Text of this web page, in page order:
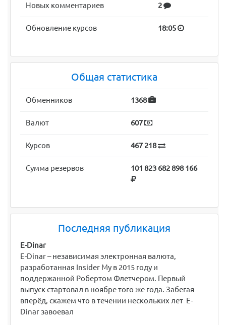
Новых комментариев 2
Обновление курсов 18:05
Общая статистика
Обменников 1368
Валют 607
Курсов 467 218
Сумма резервов 101 823 682 898 166
Последняя публикация
E-Dinar
E-Dinar – независимая электронная валюта,
разработанная Insider My в 2015 году и
поддержанной Робертом Флетчером. Первый
выпуск стартовал в ноябре того же года. Забегая
вперёд, скажем что в течении нескольких лет E-
Dinar завоевал